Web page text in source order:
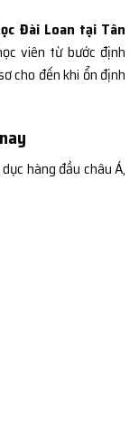
Đài Loan tại Tân
viên từ bước định
cho đến khi ổn định
hàng đầu châu Á,